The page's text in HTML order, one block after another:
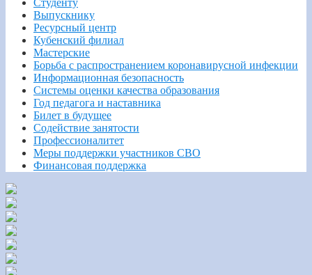
Студенту
Выпускнику
Ресурсный центр
Кубенский филиал
Мастерские
Борьба с распространением коронавирусной инфекции
Информационная безопасность
Системы оценки качества образования
Год педагога и наставника
Билет в будущее
Содействие занятости
Профессионалитет
Меры поддержки участников СВО
Финансовая поддержка